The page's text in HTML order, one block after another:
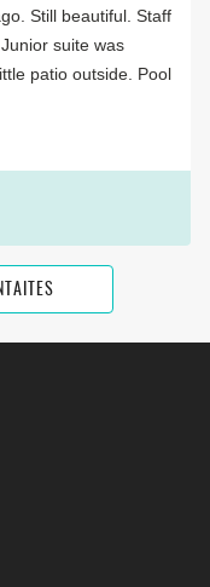
Still beautiful. Staff
suite was
patio outside. Pool